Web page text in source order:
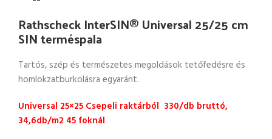
Rathscheck InterSIN® Universal 25/25 cm
SIN terméspala
Tartós, szép és természetes megoldások tetőfedésre és
homlokzatburkolásra egyaránt.
Universal 25×25 Csepeli raktárból 330/db bruttó,
34,6db/m2 45 foknál